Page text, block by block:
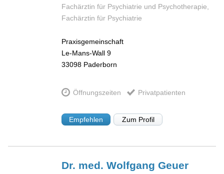
Fachärztin für Psychiatrie und Psychotherapie,
Fachärztin für Psychiatrie
Praxisgemeinschaft
Le-Mans-Wall 9
33098 Paderborn
Öffnungszeiten Privatpatienten
Empfehlen Zum Profil
Dr. med. WolfgangGeuer